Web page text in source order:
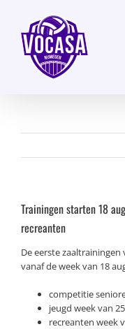
inhoud
Trainingen starten 18
recreanten
De eerste zaaltrainingen
vanaf de week van 18
competitie
jeugd week van
recreanten week